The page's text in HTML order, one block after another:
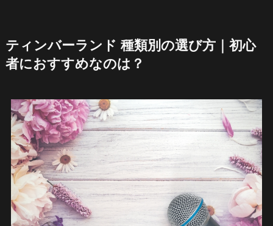
ティンバーランド 種類別の選び方｜初心
者におすすめなのは？